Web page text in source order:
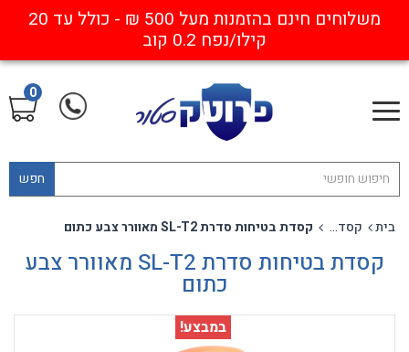
משלוחים חינם בהזמנות מעל 500 ₪ - כולל עד 20
קילו/נפח 0.2 קוב
חפש
0
בית קסדות טיפוס קסדת בטיחות סדרת SL-T2 מאוורר צבע כתום
קסדת בטיחות סדרת SL-T2 מאוורר צבע
כתום
במבצע!